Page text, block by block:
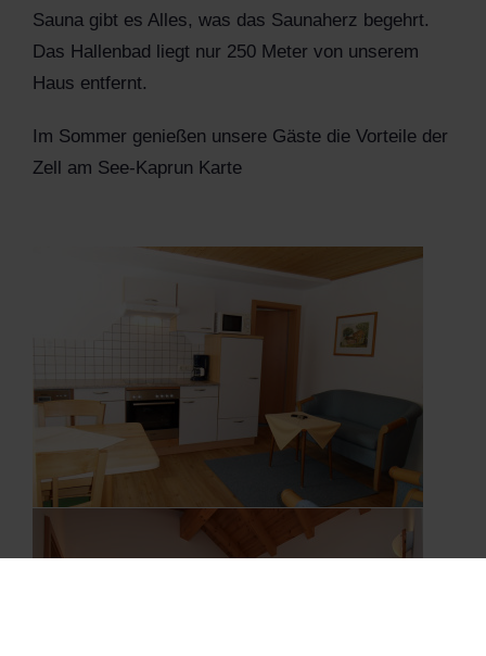
Sauna gibt es Alles, was das Saunaherz begehrt.
Das Hallenbad liegt nur 250 Meter von unserem
Haus entfernt.
Im Sommer genießen unsere Gäste die Vorteile der
Zell am See-Kaprun Karte